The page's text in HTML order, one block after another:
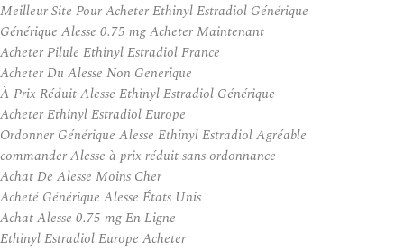
Meilleur Site Pour Acheter Ethinyl Estradiol Générique
Générique Alesse 0.75 mg Acheter Maintenant
Acheter Pilule Ethinyl Estradiol France
Acheter Du Alesse Non Generique
À Prix Réduit Alesse Ethinyl Estradiol Générique
Acheter Ethinyl Estradiol Europe
Ordonner Générique Alesse Ethinyl Estradiol Agréable
commander Alesse à prix réduit sans ordonnance
Achat De Alesse Moins Cher
Acheté Générique Alesse États Unis
Achat Alesse 0.75 mg En Ligne
Ethinyl Estradiol Europe Acheter